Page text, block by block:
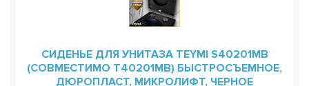
СИДЕНЬЕ ДЛЯ УНИТАЗА TEYMI S40201MB
(СОВМЕСТИМО T40201MB) БЫСТРОСЪЕМНОЕ,
ДЮРОПЛАСТ, МИКРОЛИФТ, ЧЕРНОЕ